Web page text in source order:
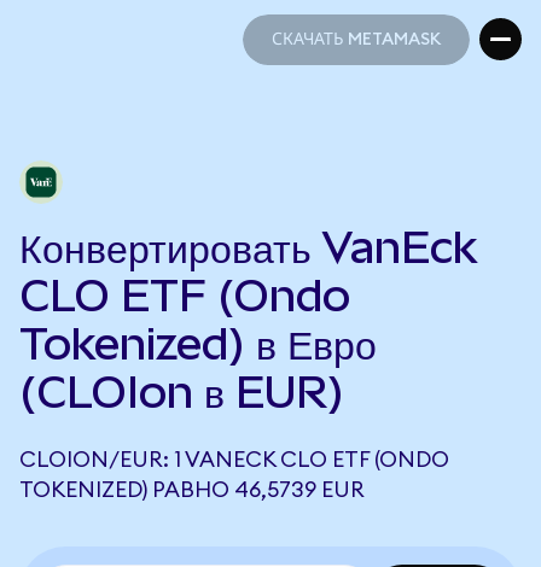
СКАЧАТЬ METAMASK
Конвертировать VanEck
CLO ETF (Ondo
Tokenized) в Евро
(CLOIon в EUR)
CLOION/EUR: 1 VANECK CLO ETF (ONDO
TOKENIZED) РАВНО 46,5739 EUR